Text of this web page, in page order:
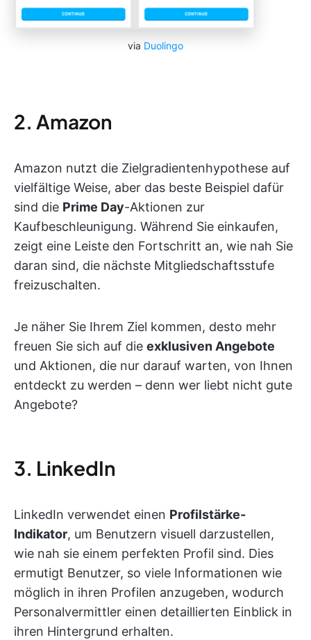
via Duolingo
2. Amazon
Amazon nutzt die Zielgradientenhypothese auf
vielfältige Weise, aber das beste Beispiel dafür
sind die Prime Day-Aktionen zur
Kaufbeschleunigung. Während Sie einkaufen,
zeigt eine Leiste den Fortschritt an, wie nah Sie
daran sind, die nächste Mitgliedschaftsstufe
freizuschalten.
Je näher Sie Ihrem Ziel kommen, desto mehr
freuen Sie sich auf die exklusiven Angebote
und Aktionen, die nur darauf warten, von Ihnen
entdeckt zu werden – denn wer liebt nicht gute
Angebote?
3. LinkedIn
LinkedIn verwendet einen Profilstärke-
Indikator, um Benutzern visuell darzustellen,
wie nah sie einem perfekten Profil sind. Dies
ermutigt Benutzer, so viele Informationen wie
möglich in ihren Profilen anzugeben, wodurch
Personalvermittler einen detaillierten Einblick in
ihren Hintergrund erhalten.